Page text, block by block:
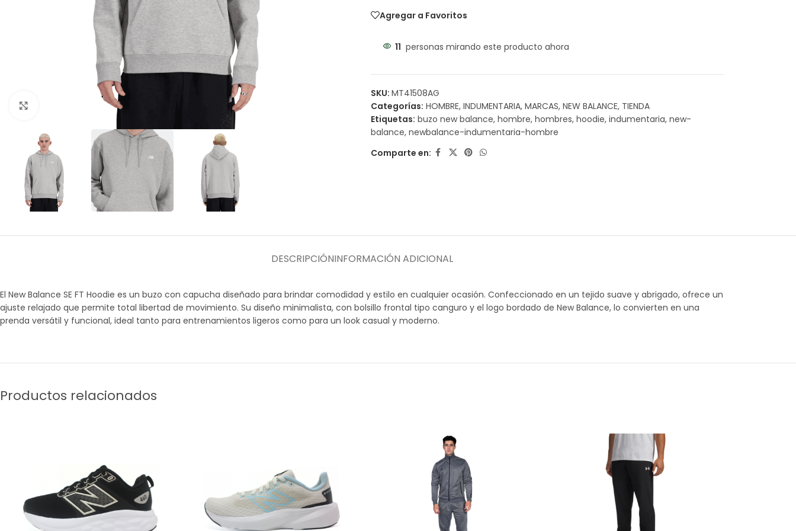
Amplía la Imagen
Agregar a Favoritos
11 personas mirando este producto ahora
SKU: MT41508AG
Categorías: HOMBRE, INDUMENTARIA, MARCAS, NEW BALANCE, TIENDA
Etiquetas: buzo new balance, hombre, hombres, hoodie, indumentaria, new-
balance, newbalance-indumentaria-hombre
Comparte en:
DESCRIPCIÓNINFORMACIÓN ADICIONAL
El New Balance SE FT Hoodie es un buzo con capucha diseñado para brindar comodidad y estilo en cualquier ocasión. Confeccionado en un tejido suave y abrigado, ofrece un
ajuste relajado que permite total libertad de movimiento. Su diseño minimalista, con bolsillo frontal tipo canguro y el logo bordado de New Balance, lo convierten en una
prenda versátil y funcional, ideal tanto para entrenamientos ligeros como para un look casual y moderno.
Productos relacionados